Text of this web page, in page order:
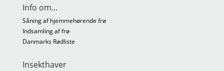
Info om...
Såning af hjemmehørende frø
Indsamling af frø
Danmarks Rødliste
Insekthaver